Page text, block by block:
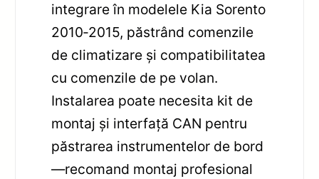
integrare în modelele Kia Sorento
2010‑2015, păstrând comenzile
de climatizare și compatibilitatea
cu comenzile de pe volan.
Instalarea poate necesita kit de
montaj și interfață CAN pentru
păstrarea instrumentelor de bord
—recomand montaj profesional